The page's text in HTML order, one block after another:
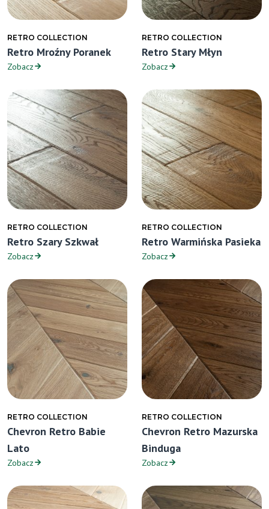
RETRO COLLECTION
Retro Mroźny Poranek
Zobacz
RETRO COLLECTION
Retro Stary Młyn
Zobacz
RETRO COLLECTION
Retro Szary Szkwał
Zobacz
RETRO COLLECTION
Retro Warmińska Pasieka
Zobacz
RETRO COLLECTION
Chevron Retro Babie
Lato
Zobacz
RETRO COLLECTION
Chevron Retro Mazurska
Binduga
Zobacz